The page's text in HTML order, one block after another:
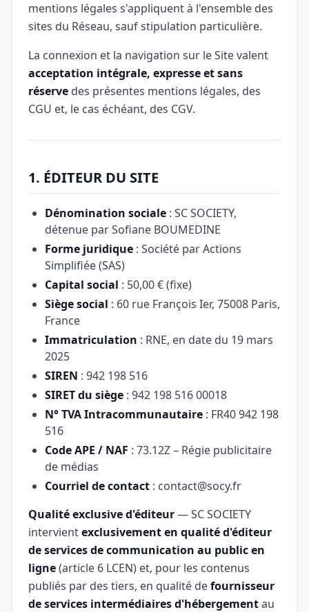
mentions légales s'appliquent à l'ensemble des
sites du Réseau, sauf stipulation particulière.
La connexion et la navigation sur le Site valent
acceptation intégrale, expresse et sans
réserve des présentes mentions légales, des
CGU et, le cas échéant, des CGV.
1. ÉDITEUR DU SITE
Dénomination sociale : SC SOCIETY,
détenue par Sofiane BOUMEDINE
Forme juridique : Société par Actions
Simplifiée (SAS)
Capital social : 50,00 € (fixe)
Siège social : 60 rue François Ier, 75008 Paris,
France
Immatriculation : RNE, en date du 19 mars
2025
SIREN : 942 198 516
SIRET du siège : 942 198 516 00018
N° TVA Intracommunautaire : FR40 942 198
516
Code APE / NAF : 73.12Z – Régie publicitaire
de médias
Courriel de contact : contact@socy.fr
Qualité exclusive d'éditeur— SC SOCIETY
intervientexclusivement en qualité d'éditeur
de services de communication au public en
ligne(article 6 LCEN) et, pour les contenus
publiés par des tiers, en qualité defournisseur
de services intermédiaires d'hébergementau